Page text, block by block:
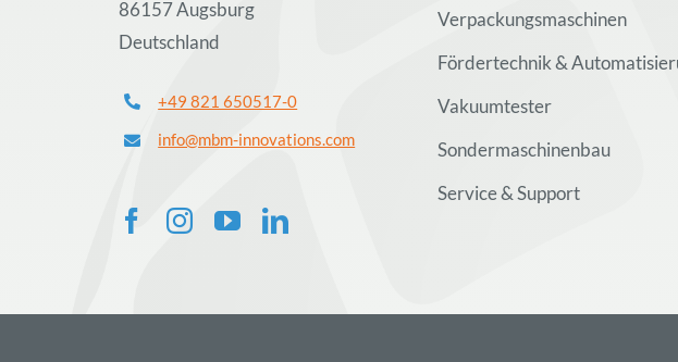
86157 Augsburg
Deutschland
+49 821 650517-0
info@mbm-innovations.com
Verpackungsmaschinen
Fördertechnik &
Vakuumtester
Sondermaschinenbau
Service & Support